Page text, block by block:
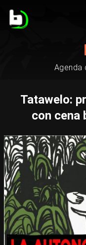
Agenda
Tatawelo:
con cena